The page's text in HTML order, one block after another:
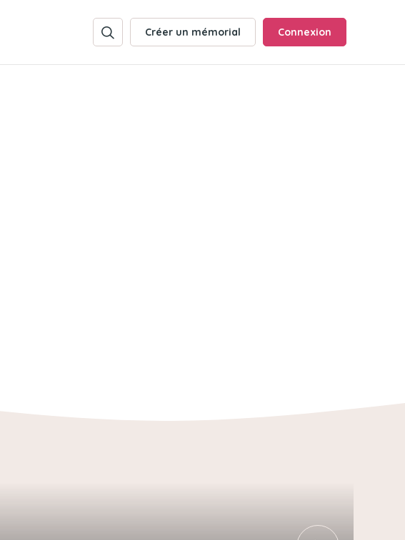
Créer un mémorial Connexion